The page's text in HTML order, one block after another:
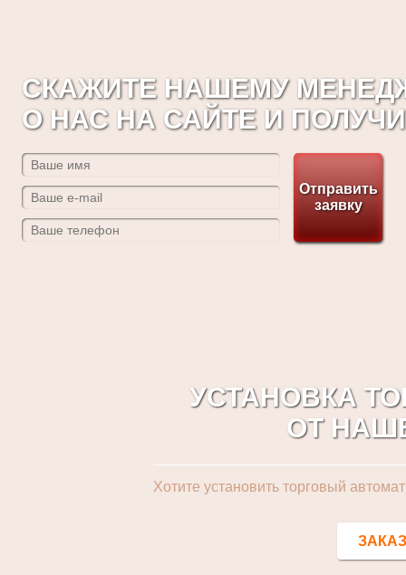
СКАЖИТЕ НАШЕМУ
О НАС НА САЙТЕ И
Отправить
заявку
УСТАНОВКА
ОТ
Хотите установить торговый